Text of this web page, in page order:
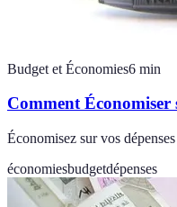
Budget et Économies6 min
Comment Économiser
Économisez sur vos
économiesbudgetdépenses